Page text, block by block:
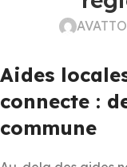
Aides
connecte :
commune